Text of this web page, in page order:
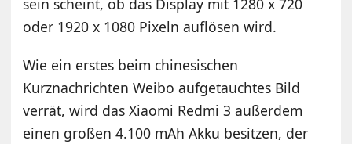
sein scheint, ob das Display mit 1280 x 720
oder 1920 x 1080 Pixeln auflösen wird.
Wie ein erstes beim chinesischen
Kurznachrichten Weibo aufgetauchtes Bild
verrät, wird das Xiaomi Redmi 3 außerdem
einen großen 4.100 mAh Akku besitzen, der